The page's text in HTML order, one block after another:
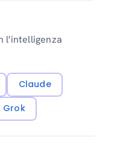
l'intelligenza
Claude
Grok